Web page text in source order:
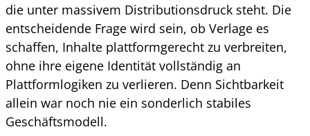
die unter massivem Distributionsdruck steht. Die
entscheidende Frage wird sein, ob Verlage es
schaffen, Inhalte plattformgerecht zu verbreiten,
ohne ihre eigene Identität vollständig an
Plattformlogiken zu verlieren. Denn Sichtbarkeit
allein war noch nie ein sonderlich stabiles
Geschäftsmodell.